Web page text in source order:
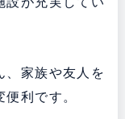
、家族や友人を
利です。